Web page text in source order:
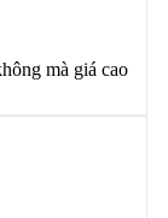
mà giá cao